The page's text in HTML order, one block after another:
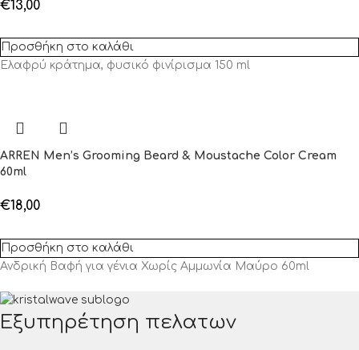
€13,00
Προσθήκη στο καλάθι
Ελαφρύ κράτημα, φυσικό φινίρισμα 150 ml
ARREN Men’s Grooming Beard & Moustache Color Cream
60ml
€18,00
Προσθήκη στο καλάθι
Ανδρική Βαφή για γένια Χωρίς Αμμωνία Μαύρο 60ml
Εξυπηρέτηση πελατων